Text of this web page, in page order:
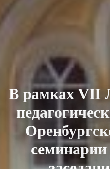
В рамках VII
семинарии